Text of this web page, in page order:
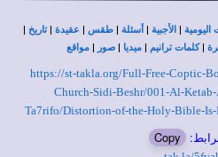
اليومية | الأجبية | أسئلة | طقس | عقيدة |تاريخ |
|كلمات ترانيم | ميديا | صور | مواقع
https://st-takla.org/Full-Free-Coptic-
Church-Sidi-Beshr/001-Al-
Ta7rifo/Distortion-of-the-Holy-Bible-Is-
Copy